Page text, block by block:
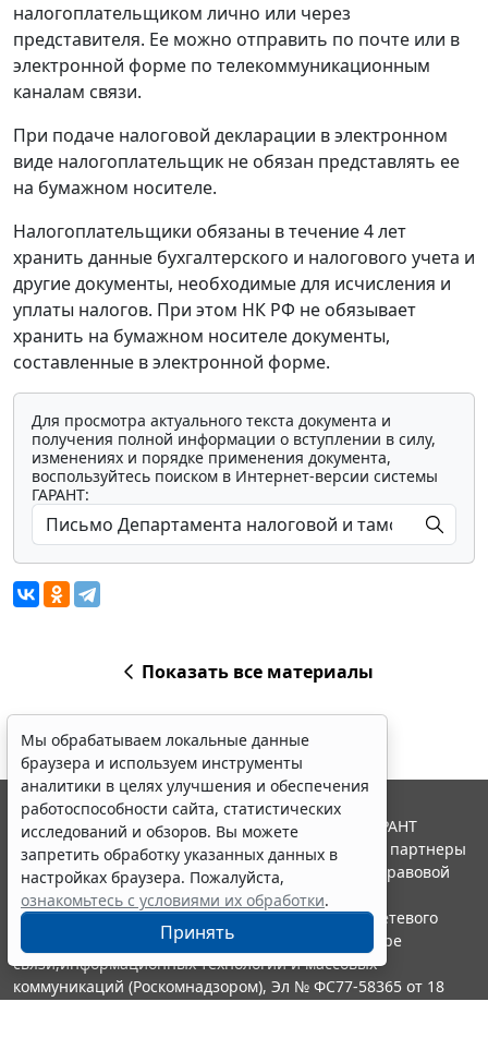
налогоплательщиком лично или через
представителя. Ее можно отправить по почте или в
электронной форме по телекоммуникационным
каналам связи.
При подаче налоговой декларации в электронном
виде налогоплательщик не обязан представлять ее
на бумажном носителе.
Налогоплательщики обязаны в течение 4 лет
хранить данные бухгалтерского и налогового учета и
другие документы, необходимые для исчисления и
уплаты налогов. При этом НК РФ не обязывает
хранить на бумажном носителе документы,
составленные в электронной форме.
Для просмотра актуального текста документа и
получения полной информации о вступлении в силу,
изменениях и порядке применения документа,
воспользуйтесь поиском в Интернет-версии системы
ГАРАНТ:
Показать все материалы
Мы обрабатываем локальные данные
браузера и используем инструменты
аналитики в целях улучшения и обеспечения
работоспособности сайта, статистических
исследований и обзоров. Вы можете
запретить обработку указанных данных в
настройках браузера. Пожалуйста,
ознакомьтесь с условиями их обработки.
Принять
© ООО "НПП "ГАРАНТ-СЕРВИС", 2026. Система ГАРАНТ
выпускается с 1990 года. Компания "Гарант" и ее партнеры
являются участниками Российской ассоциации правовой
информации ГАРАНТ.
Портал ГАРАНТ.РУ зарегистрирован в качестве сетевого
издания Федеральной службой по надзору в сфере
связи,информационных технологий и массовых
коммуникаций (Роскомнадзором), Эл № ФС77-58365 от 18